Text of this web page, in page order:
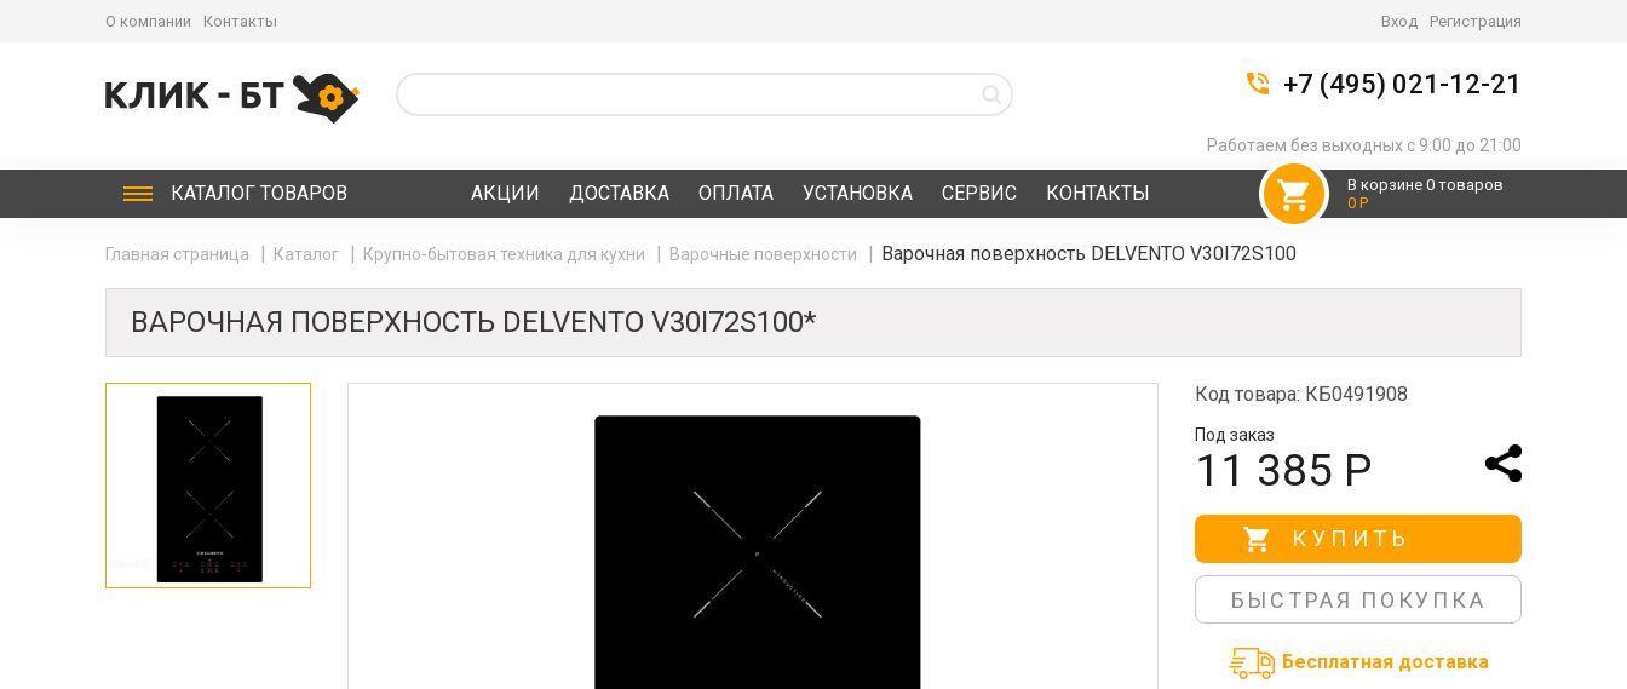
О компании Контакты Вход Регистрация
+7 (495) 021-12-21
Работаем без выходных с 9:00 до 21:00
КАТАЛОГ ТОВАРОВ
В корзине 0 товаров
0 Р
АКЦИИ ДОСТАВКА ОПЛАТА УСТАНОВКА СЕРВИС КОНТАКТЫ
Главная страница Каталог Крупно-бытовая техника для кухни Варочные поверхности Варочная поверхность DELVENTO V30I72S100
ВАРОЧНАЯ ПОВЕРХНОСТЬ DELVENTO V30I72S100*
Код товара: КБ0491908
Под заказ
11 385 Р
КУПИТЬ
БЫСТРАЯ ПОКУПКА
Бесплатная доставка